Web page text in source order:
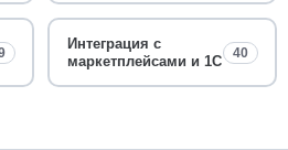
Интеграция с
маркетплейсами и 1С
40